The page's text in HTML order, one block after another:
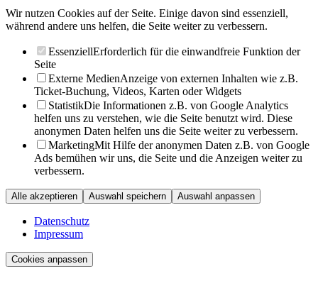
Wir nutzen Cookies auf der Seite. Einige davon sind essenziell,
während andere uns helfen, die Seite weiter zu verbessern.
EssenziellErforderlich für die einwandfreie Funktion der
Seite
Externe MedienAnzeige von externen Inhalten wie z.B.
Ticket-Buchung, Videos, Karten oder Widgets
StatistikDie Informationen z.B. von Google Analytics
helfen uns zu verstehen, wie die Seite benutzt wird. Diese
anonymen Daten helfen uns die Seite weiter zu verbessern.
MarketingMit Hilfe der anonymen Daten z.B. von Google
Ads bemühen wir uns, die Seite und die Anzeigen weiter zu
verbessern.
Alle akzeptieren Auswahl speichern Auswahl anpassen
Datenschutz
Impressum
Cookies anpassen